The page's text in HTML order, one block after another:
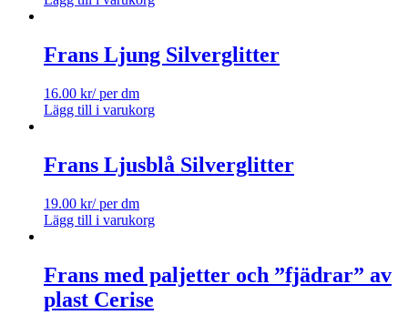
Frans Ljung Silverglitter
16.00 kr/ per dm
Lägg till i varukorg
Frans Ljusblå Silverglitter
19.00 kr/ per dm
Lägg till i varukorg
Frans med paljetter och ”fjädrar” av
plast Cerise